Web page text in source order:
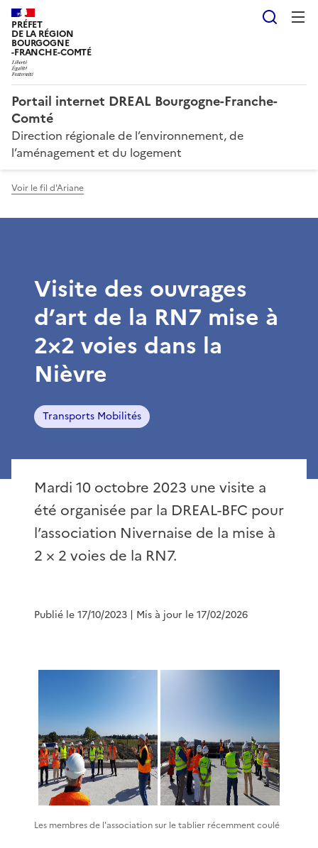
PRÉFET
DE LA RÉGION
BOURGOGNE
-FRANCHE-COMTÉ
Portail internet DREAL Bourgogne-Franche-
Comté
Direction régionale de l’environnement, de
l’aménagement et du logement
Voir le fil d'Ariane
Visite des ouvrages
d’art de la RN7 mise à
2×2 voies dans la
Nièvre
Transports Mobilités
Mardi 10 octobre 2023 une visite a
été organisée par la DREAL-BFC pour
l’association Nivernaise de la mise à
2 × 2 voies de la RN7.
Publié le 17/10/2023 | Mis à jour le 17/02/2026
Les membres de l'association sur le tablier récemment coulé